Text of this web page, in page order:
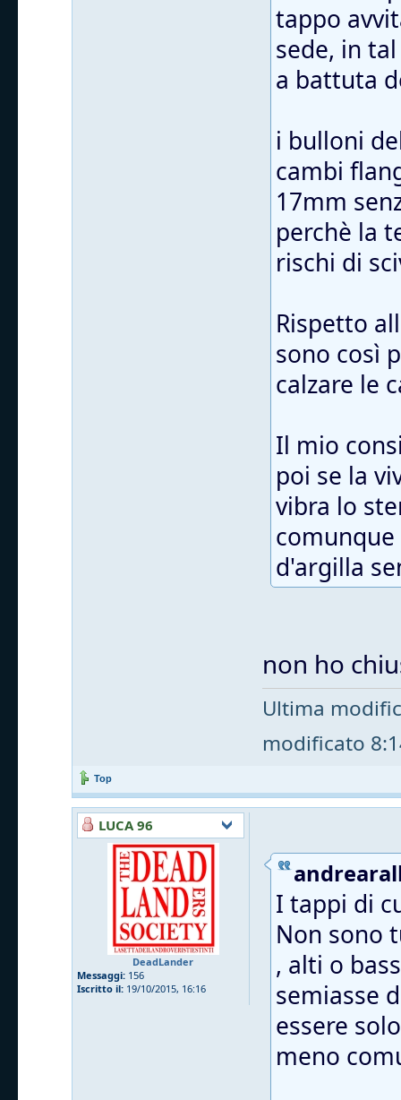
tappo
sede, in
a battuta
i bulloni
cambi
17mm
perchè la
rischi di
Rispetto
sono così
calzare le
Il mio
poi se la
vibra lo
d'argilla
non ho
Ultima
modificato
Top
LUCA 96
DeadLander
Messaggi: 156
Iscritto il: 19/10/2015, 16:16
I tappi di
Non sono
, alti o
semiasse
essere
meno